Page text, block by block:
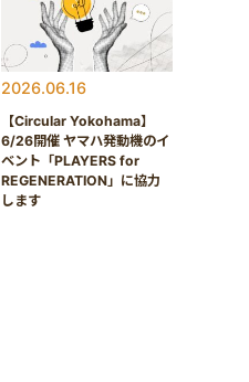
2026.06.16
【Circular Yokohama】
6/26開催 ヤマハ発動機のイ
ベント「PLAYERS for
REGENERATION」に協力
します